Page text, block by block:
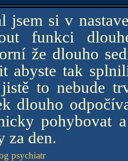
jsem si v
funkci
že dlouho
abyste tak
to nebude
dlouho
pohybovat
za den.
psychiatr